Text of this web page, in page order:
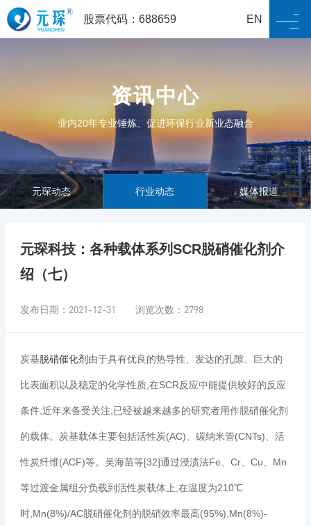
股票代码：688659 EN
资讯中心
业内20年专业锤炼、促进环保行业新业态融合
元琛动态 行业动态 媒体报道
元琛科技：各种载体系列SCR脱硝催化剂介
绍（七）
发布日期：2021-12-31 浏览次数：2798
炭基脱硝催化剂 由于具有优良的热导性、发达的孔隙、巨大的
比表面积以及稳定的化学性质,在SCR反应中能提供较好的反应
条件,近年来备受关注,已经被越来越多的研究者用作脱硝催化剂
的载体。炭基载体主要包括活性炭(AC)、碳纳米管(CNTs)、活
性炭纤维(ACF)等。吴海苗等[32]通过浸渍法Fe、Cr、Cu、Mn
等过渡金属组分负载到活性炭载体上,在温度为210℃
时,Mn(8%)/AC脱硝催化剂的脱硝效率最高(95%),Mn(8%)-